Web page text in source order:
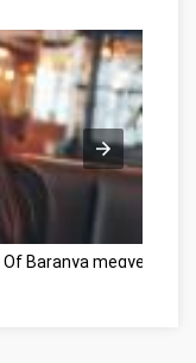
Of Baranya megye